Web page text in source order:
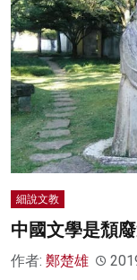
細說文教
中國文學是頹
作者: 鄭楚雄